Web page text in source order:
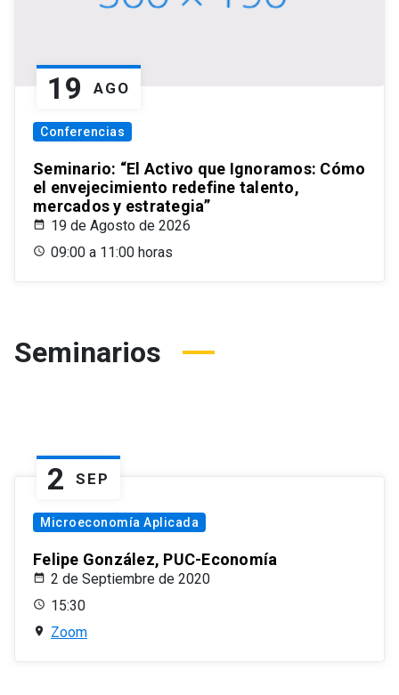
19 AGO
Conferencias
Seminario: “El Activo que Ignoramos: Cómo
el envejecimiento redefine talento,
mercados y estrategia”
19 de Agosto de 2026
09:00 a 11:00 horas
Seminarios
2 SEP
Microeconomía Aplicada
Felipe González, PUC-Economía
2 de Septiembre de 2020
15:30
Zoom